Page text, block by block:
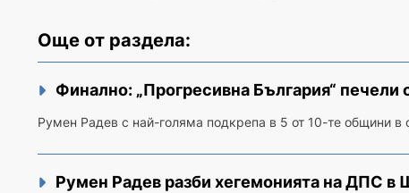
Още от раздела:
Финално: „Прогресивна България“ печели
Румен Радев с най-голяма подкрепа в 5 от 10-те общини в
Румен Радев разби хегемонията на ДПС в